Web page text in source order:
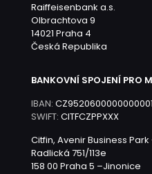
Raiffeisenbank a.s.
Olbrachtova 9
14021 Praha 4
Česká Republika
BANKOVNÍ SPOJENÍ PRO
IBAN:
SWIFT: CITFCZPPXXX
Citfin, Avenir Business
Radlická 751/113e
158 00 Praha 5 –Jinonice